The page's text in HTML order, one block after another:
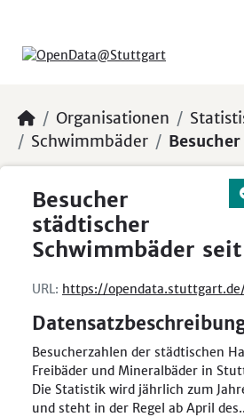
Organisationen
Schwimmbäder
Besucher
städtischer
Schwimmbäder
URL: https://opendata.stuttgart.de/dataset/431bce92-c7ef-4aad-af01-58b33876c612/resource/4999a6f2-9700-
Besucherzahlen der städtischen
Freibäder und Mineralbäder in
Die Statistik wird jährlich zum
und steht in der Regel ab April